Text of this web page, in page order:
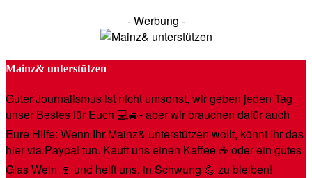
- Werbung -
Mainz& unterstützen
Guter Journalismus ist nicht umsonst, wir geben jeden Tag
unser Bestes für Euch 💻🚙- aber wir brauchen dafür auch
Eure Hilfe: Wenn Ihr Mainz& unterstützen wollt, könnt Ihr das
hier via Paypal tun. Kauft uns einen Kaffee ☕️ oder ein gutes
Glas Wein 🍷 und helft uns, in Schwung 💪 zu bleiben!